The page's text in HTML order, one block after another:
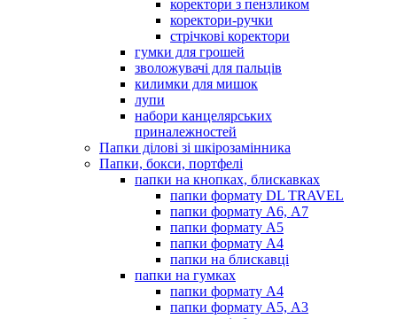
коректори з пензликом
коректори-ручки
стрічкові коректори
гумки для грошей
зволожувачі для пальців
килимки для мишок
лупи
набори канцелярських
приналежностей
Папки ділові зі шкірозамінника
Папки, бокси, портфелі
папки на кнопках, блискавках
папки формату DL TRAVEL
папки формату А6, А7
папки формату А5
папки формату А4
папки на блискавці
папки на гумках
папки формату А4
папки формату А5, А3